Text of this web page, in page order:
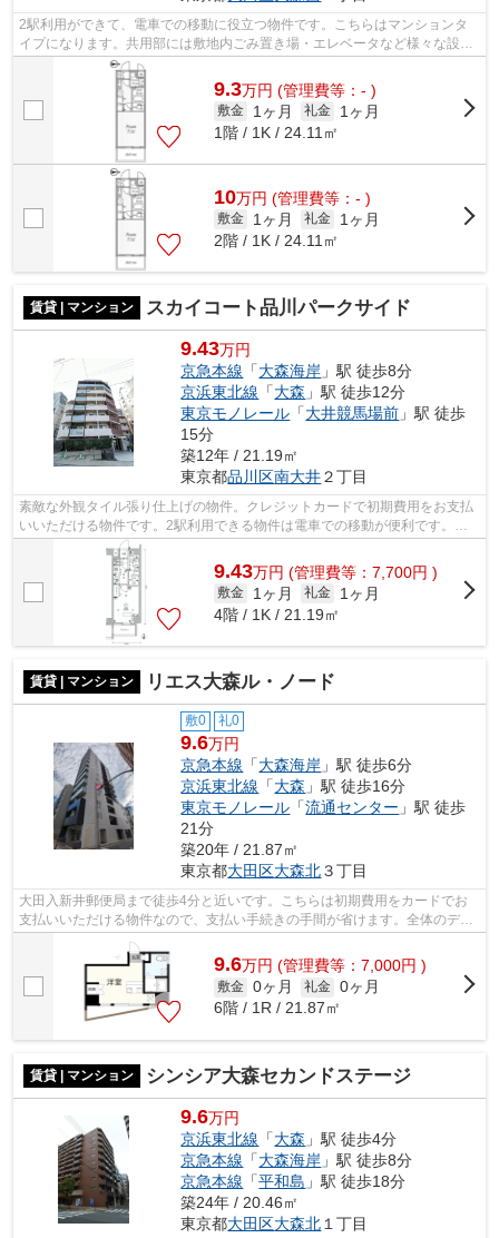
2駅利用ができて、電車での移動に役立つ物件です。こちらはマンションタ
イプになります。共用部には敷地内ごみ置き場・エレベータなど様々な設備
やサービスが揃っているので便利です。...
9.3万円 (管理費等：- )
敷金 1ヶ月 礼金
1ヶ月
1階 / 1K / 24.11㎡
10万円 (管理費等：- )
敷金 1ヶ月 礼金
1ヶ月
2階 / 1K / 24.11㎡
賃貸 | マンション スカイコート品川パークサイド
9.43万円
京急本線 「大森海岸 」駅 徒歩8分
京浜東北線 「大森 」駅 徒歩12分
東京モノレール 「大井競馬場前 」駅 徒歩
15分
築12年 / 21.19㎡
東京都品川区南大井２丁目
素敵な外観タイル張り仕上げの物件。クレジットカードで初期費用をお支払
いいただける物件です。2駅利用できる物件は電車での移動が便利です。共
用部には敷地内ごみ置き場・エレベータ...
9.43万円 (管理費等：7,700円 )
敷金 1ヶ月 礼金
1ヶ月
4階 / 1K / 21.19㎡
賃貸 | マンション リエス大森ル・ノード
敷0 礼0
9.6万円
京急本線 「大森海岸 」駅 徒歩6分
京浜東北線 「大森 」駅 徒歩16分
東京モノレール 「流通センター 」駅 徒歩
21分
築20年 / 21.87㎡
東京都大田区大森北３丁目
大田入新井郵便局まで徒歩4分と近いです。こちらは初期費用をカードでお
支払いいただける物件なので、支払い手続きの手間が省けます。全体のデザ
インの印象にも大きく影響する、外観タ...
9.6万円 (管理費等：7,000円 )
敷金 0ヶ月 礼金 0ヶ月
6階 / 1R / 21.87㎡
賃貸 | マンション シンシア大森セカンドステージ
9.6万円
京浜東北線 「大森 」駅 徒歩4分
京急本線 「大森海岸 」駅 徒歩8分
京急本線 「平和島 」駅 徒歩18分
築24年 / 20.46㎡
東京都大田区大森北 １丁目